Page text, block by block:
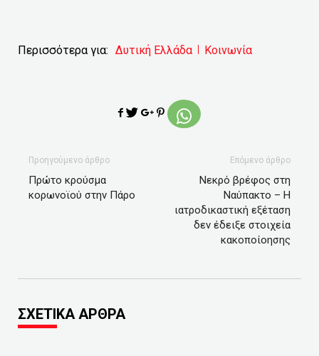
Περισσότερα για: Δυτική Ελλάδα Κοινωνία
Προηγούμενο άρθρο
Πρώτο κρούσμα
κορωνοϊού στην Πάρο
Επόμενο άρθρο
Νεκρό βρέφος στη
Ναύπακτο – H
ιατροδικαστική εξέταση
δεν έδειξε στοιχεία
κακοποίοησης
ΣΧΕΤΙΚΑ ΑΡΘΡΑ